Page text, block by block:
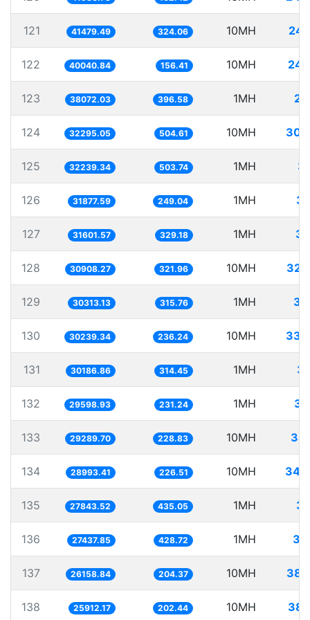
121 41479.49 324.06 10MH
122 40040.84 156.41 10MH
123 38072.03 396.58 1MH
124 32295.05 504.61 10MH
125 32239.34 503.74 1MH
126 31877.59 249.04 1MH
127 31601.57 329.18 1MH
128 30908.27 321.96 10MH
129 30313.13 315.76 1MH
130 30239.34 236.24 10MH
131 30186.86 314.45 1MH
132 29598.93 231.24 1MH
133 29289.70 228.83 10MH
134 28993.41 226.51 10MH
135 27843.52 435.05 1MH
136 27437.85 428.72 1MH
137 26158.84 204.37 10MH
138 25912.17 202.44 10MH